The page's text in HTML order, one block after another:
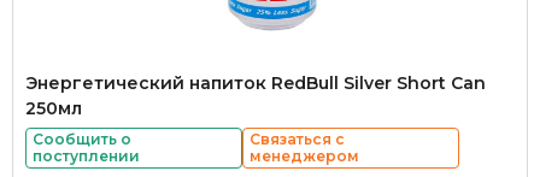
Энергетический напиток RedBull Silver Short Can
250мл
Сообщить о
поступлении
Связаться с
менеджером